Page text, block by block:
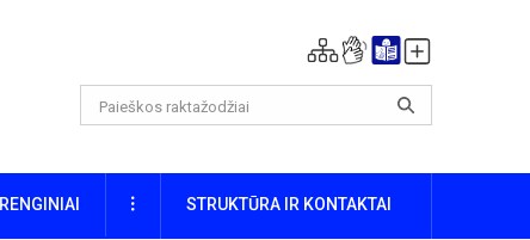
RENGINIAI DAUGIAUSTRUKTŪRA IR KONTAKTAI